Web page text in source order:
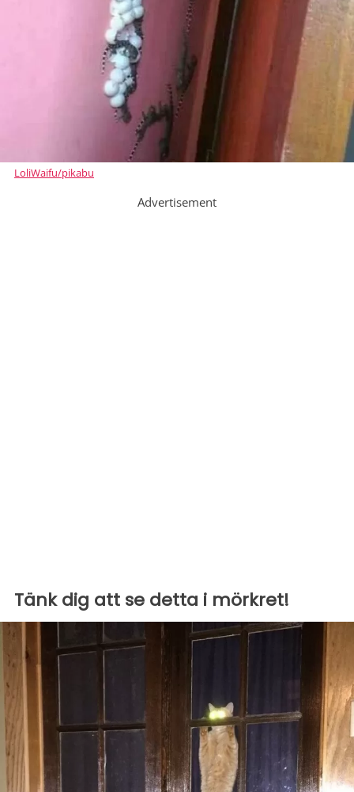
LoliWaifu/pikabu
Advertisement
Tänk dig att se detta i mörkret!